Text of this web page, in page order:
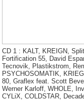
CD 1 : KALT, KREIGN,
Fortification 55, David
Tecnovik, Plastikstrom,
PSYCHOSOMATIK,
80, Graflex feat. Scott
Werner Karloff, WHOLE,
CYLiX, COLDSTAR,